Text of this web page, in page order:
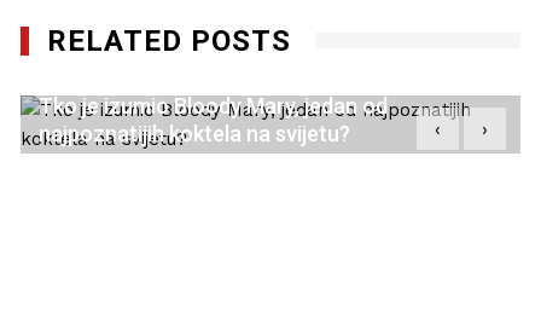
RELATED POSTS
Tko je izumio Bloody Mary, jedan od
najpoznatijih koktela na svijetu?
‹ ›